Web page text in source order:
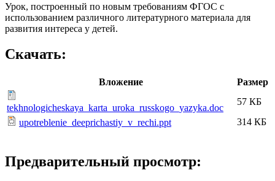
Урок, построенный по новым требованиям ФГОС с
использованием различного литературного материала для
развития интереса у детей.
Скачать:
Вложение Размер
tekhnologicheskaya_karta_uroka_russkogo_yazyka.doc
57 КБ
upotreblenie_deeprichastiy_v_rechi.ppt
314 КБ
Предварительный просмотр: